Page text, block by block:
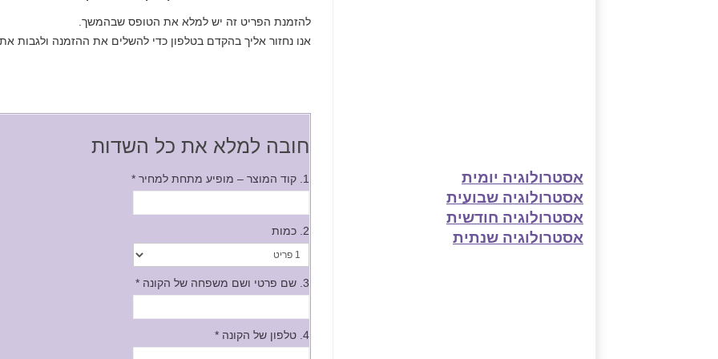
להזמנת הפריט זה יש למלא את הטופס שבהמשך.
אנו נחזור אליך בהקדם בטלפון כדי להשלים את ההזמנה ולגבות
חובה למלא את כל השדות
1. קוד המוצר – מופיע מתחת למחיר *
2. כמות
3. שם פרטי ושם משפחה של הקונה *
4. טלפון של הקונה *
אסטרולוגיה יומית
אסטרולוגיה שבועית
אסטרולוגיה חודשית
אסטרולוגיה שנתית